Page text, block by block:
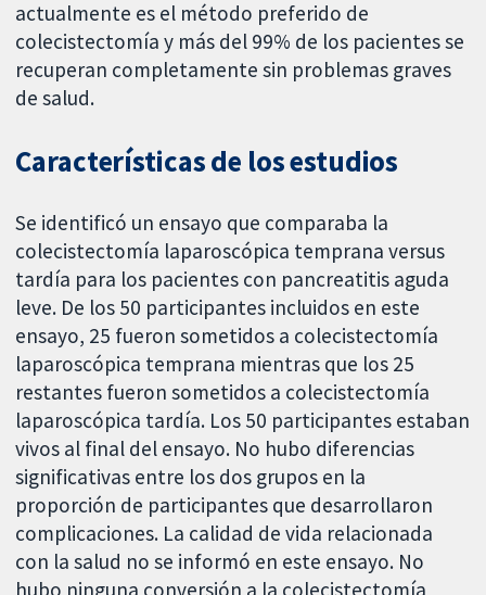
actualmente es el método preferido de
colecistectomía y más del 99% de los pacientes se
recuperan completamente sin problemas graves
de salud.
Características de los estudios
Se identificó un ensayo que comparaba la
colecistectomía laparoscópica temprana versus
tardía para los pacientes con pancreatitis aguda
leve. De los 50 participantes incluidos en este
ensayo, 25 fueron sometidos a colecistectomía
laparoscópica temprana mientras que los 25
restantes fueron sometidos a colecistectomía
laparoscópica tardía. Los 50 participantes estaban
vivos al final del ensayo. No hubo diferencias
significativas entre los dos grupos en la
proporción de participantes que desarrollaron
complicaciones. La calidad de vida relacionada
con la salud no se informó en este ensayo. No